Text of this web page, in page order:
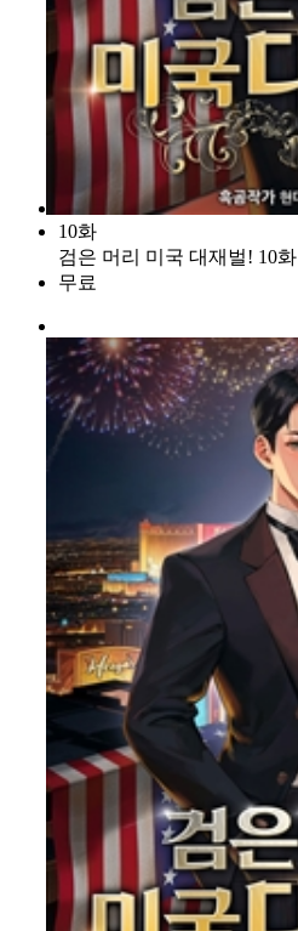
10화
검은 머리 미국 대재벌! 10화
무료